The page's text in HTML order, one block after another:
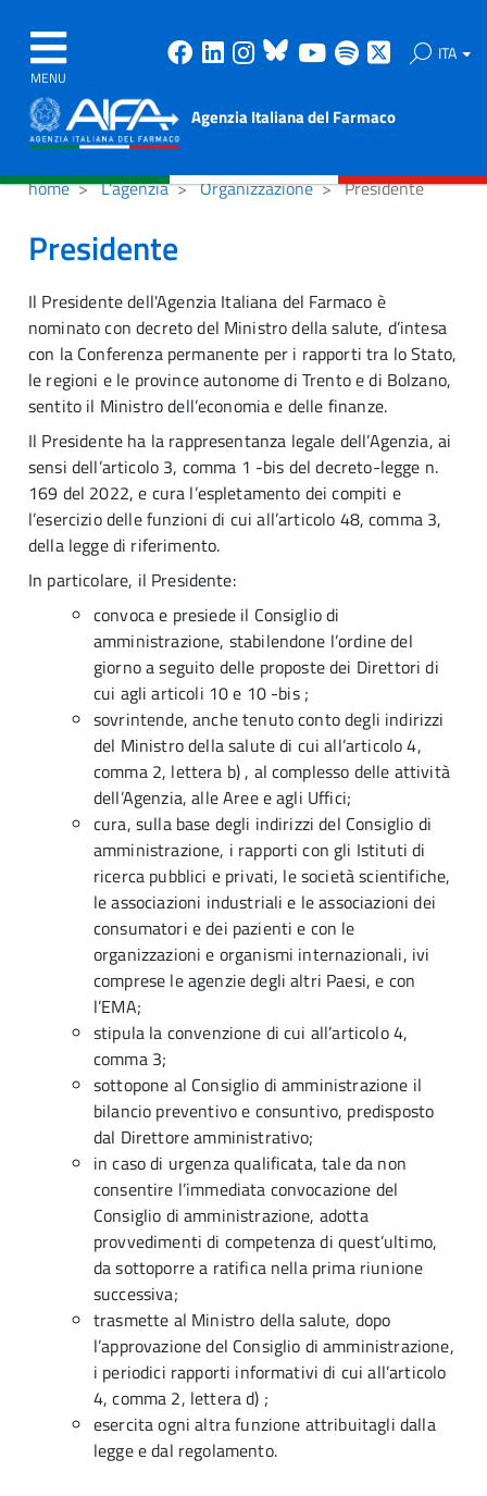
MENU
Facebook
Linkedin
Instagram
Bluesky
Youtube
Spotify ITA
Agenzia Italiana del Farmaco
home L'agenzia Organizzazione Presidente
Presidente
Il Presidente dell'Agenzia Italiana del Farmaco è
nominato con decreto del Ministro della salute, d’intesa
con la Conferenza permanente per i rapporti tra lo Stato,
le regioni e le province autonome di Trento e di Bolzano,
sentito il Ministro dell’economia e delle finanze.
Il Presidente ha la rappresentanza legale dell’Agenzia, ai
sensi dell’articolo 3, comma 1 -bis del decreto-legge n.
169 del 2022, e cura l’espletamento dei compiti e
l’esercizio delle funzioni di cui all’articolo 48, comma 3,
della legge di riferimento.
In particolare, il Presidente:
convoca e presiede il Consiglio di
amministrazione, stabilendone l’ordine del
giorno a seguito delle proposte dei Direttori di
cui agli articoli 10 e 10 -bis ;
sovrintende, anche tenuto conto degli indirizzi
del Ministro della salute di cui all’articolo 4,
comma 2, lettera b) , al complesso delle attività
dell’Agenzia, alle Aree e agli Uffici;
cura, sulla base degli indirizzi del Consiglio di
amministrazione, i rapporti con gli Istituti di
ricerca pubblici e privati, le società scientifiche,
le associazioni industriali e le associazioni dei
consumatori e dei pazienti e con le
organizzazioni e organismi internazionali, ivi
comprese le agenzie degli altri Paesi, e con
l’EMA;
stipula la convenzione di cui all’articolo 4,
comma 3;
sottopone al Consiglio di amministrazione il
bilancio preventivo e consuntivo, predisposto
dal Direttore amministrativo;
in caso di urgenza qualificata, tale da non
consentire l’immediata convocazione del
Consiglio di amministrazione, adotta
provvedimenti di competenza di quest’ultimo,
da sottoporre a ratifica nella prima riunione
successiva;
trasmette al Ministro della salute, dopo
l’approvazione del Consiglio di amministrazione,
i periodici rapporti informativi di cui all’articolo
4, comma 2, lettera d) ;
esercita ogni altra funzione attribuitagli dalla
legge e dal regolamento.